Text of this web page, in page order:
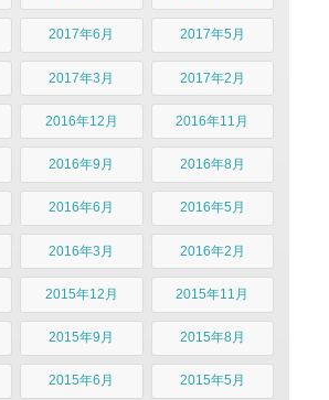
2017年6月 2017年5月
2017年3月 2017年2月
2016年12月 2016年11月
2016年9月 2016年8月
2016年6月 2016年5月
2016年3月 2016年2月
2015年12月 2015年11月
2015年9月 2015年8月
2015年6月 2015年5月